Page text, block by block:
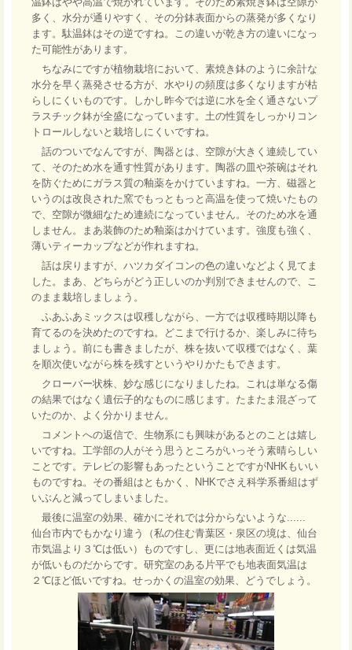
多く、水分が通りやすく、その分鉢表面からの蒸発が多くなり
ます。駄温鉢はその逆ですね。この違いが乾き方の違いになっ
た可能性があります。
ちなみにですが植物栽培において、素焼き鉢のように余計な
水分を早く蒸発させる方が、水やりの頻度は多くなりますが枯
らしにくいものです。しかし昨今では逆に水を全く通さないプ
ラスチック鉢が全盛になっています。土の性質をしっかりコン
トロールしないと栽培しにくいですね。
話のついでなんですが、陶器とは、空隙が大きく連続してい
て、そのため水を通す性質があります。陶器の皿や茶碗はそれ
を防ぐためにガラス質の釉薬をかけていますね。一方、磁器と
いうのは改良された窯でもっともっと高温を使って焼いた もの
で、空隙が微細なため連続になっていません。そのため水を通
しません。まあ装飾のため釉薬はかけています。強度も強く、
薄いティーカップなどが作れますね。
話は戻りますが、ハツカダイコンの色の違いなどよく見てま
した。まあ、どちらがどう正しいのか判別できませんので、こ
のまま栽培しましょう。
ふあふあミックスは収穫しながら、一方では収穫時期以降も
育てるのを決めたのですね。どこまで行けるか、楽しみに待ち
ましょう。前にも書きましたが、株を抜いて収穫ではなく、葉
を順次使いながら株を残すというやりかたもできます。
クローバー状株、妙な感じになりましたね。これは単なる傷
の結果ではなく遺伝子的なものに感じます。たまたま混ざって
いたのか、よく分かりません。
コメントへの返信で、生物系にも興味があるとのことは嬉し
いですね。工学部の人がそう思うところがいっそう素晴らしい
ことです。テレビの影響もあったということですがNHKもいい
ものですね。その番組はともかく、NHKでさえ科学系番組はず
いぶんと減ってしまいました。
最後に温室の効果、確かにそれでは分からないような......
仙台市内でもかなり違う（私の住む青葉区・泉区の境は、仙台
市気温より３℃は低い）ものですし、更には地表面近くは気温
が低いものだからです。研究室のある片平でも地表面気温は
２℃ほど低いですね。せっかくの温室の効果、どうでしょう。